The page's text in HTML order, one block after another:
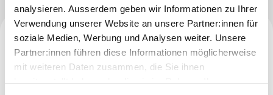
analysieren. Ausserdem geben wir Informationen zu Ihrer
Verwendung unserer Website an unsere Partner:innen für
soziale Medien, Werbung und Analysen weiter. Unsere
Partner:innen führen diese Informationen möglicherweise
mit weiteren Daten zusammen, die Sie ihnen
bereitgestellt haben oder die sie im Rahmen Ihrer
Jobs & Karriere
Kontakt
Blog
Facharzttitel